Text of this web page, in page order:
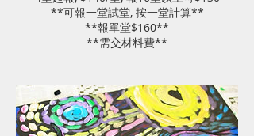
**可報一堂試堂, 按一堂計算**
**報單堂$160**
**需交材料費**